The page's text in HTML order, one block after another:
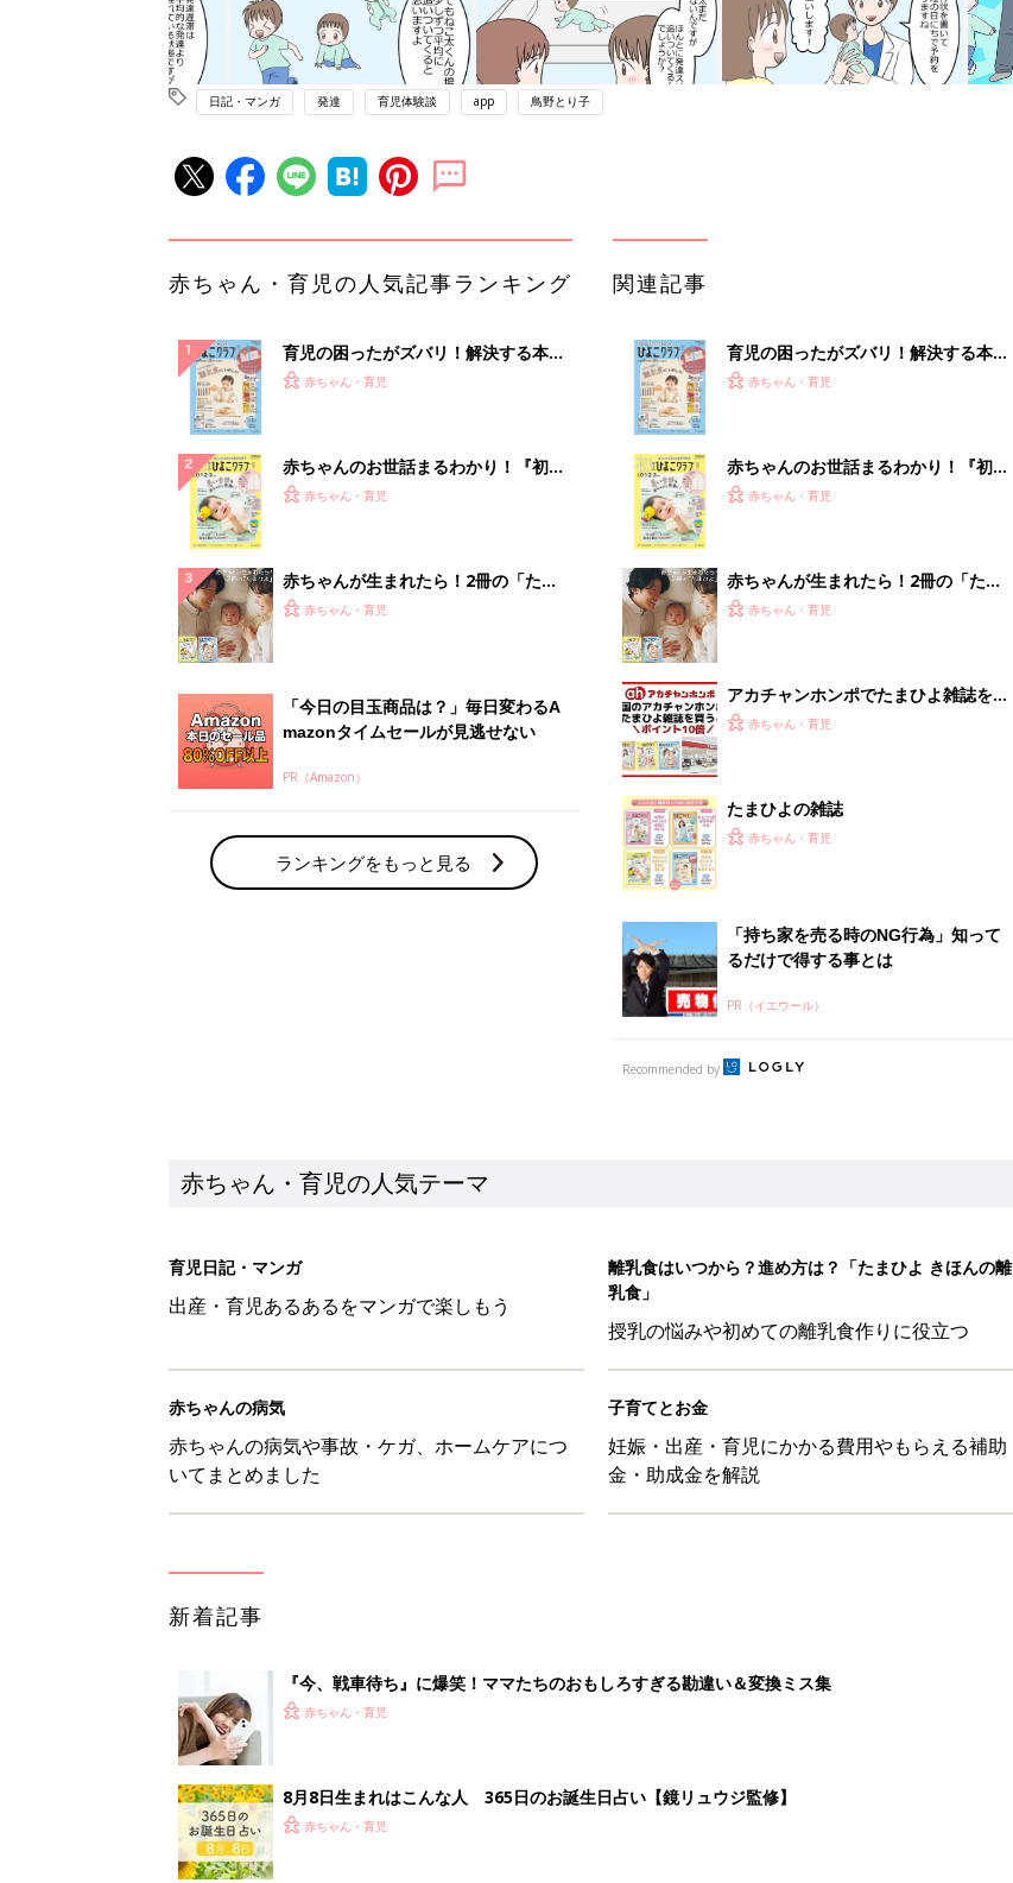
日記・マンガ 発達 育児体験談 app 鳥野とり子
赤ちゃん・育児の人気記事ランキング
育児の困ったがズバリ！解決する本
『ひよこクラブ 秋号』 4カ月～2才
赤ちゃん・育児
赤ちゃんのお世話まるわかり！『初め
てのひよこクラブ 夏号』〈巻頭大特
赤ちゃん・育児
赤ちゃんが生まれたら！2冊の「たま
ひよ」
赤ちゃん・育児
「今日の目玉商品は？」毎日変わるA
mazonタイムセールが見逃せない
PR（Amazon）
ランキングをもっと見る
関連記事
育児の困ったがズバリ！解決する本
『ひよこクラブ 秋号』 4カ月～2才
赤ちゃん・育児
赤ちゃんのお世話まるわかり！『初め
てのひよこクラブ 夏号』〈巻頭大特
赤ちゃん・育児
赤ちゃんが生まれたら！2冊の「たま
ひよ」
赤ちゃん・育児
アカチャンホンポでたまひよ雑誌を買
うとポイント10倍【期間限定】
赤ちゃん・育児
たまひよの雑誌
赤ちゃん・育児
「持ち家を売る時のNG行為」知って
るだけで得する事とは
PR（イエウール）
Recommended by
赤ちゃん・育児の人気テーマ
育児日記・マンガ
出産・育児あるあるをマンガで楽しもう
離乳食はいつから？進め方は？「たまひよ きほんの離
乳食」
授乳の悩みや初めての離乳食作りに役立つ
赤ちゃんの病気
赤ちゃんの病気や事故・ケガ、ホームケアにつ
いてまとめました
子育てとお金
妊娠・出産・育児にかかる費用やもらえる補助
金・助成金を解説
新着記事
『今、戦車待ち』に爆笑！ママたちのおもしろすぎる勘違い＆変換ミス集
赤ちゃん・育児
8月8日生まれはこんな人 365日のお誕生日占い【鏡リュウジ監修】
赤ちゃん・育児